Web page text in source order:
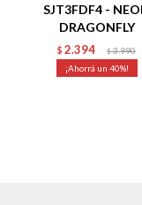
SJT3FDF4 -
DRAGONFLY
$ 2.394 $ 3.990
40